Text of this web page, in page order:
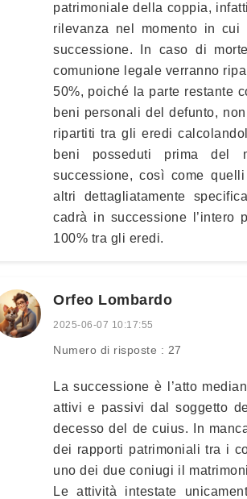
patrimoniale della coppia,
rilevanza nel momento in
successione. In caso di
comunione legale verranno
50%, poiché la parte restante
beni personali del defunto,
ripartiti tra gli eredi
beni posseduti prima del
successione, così come
altri dettagliatamente
cadrà in successione l’intero
100% tra gli eredi.
Orfeo Lombardo
2025-06-07 10:17:55
Numero di risposte : 27
La successione è l’atto
attivi e passivi dal soggetto
decesso del de cuius. In
dei rapporti patrimoniali tra i
uno dei due coniugi il
Le attività intestate